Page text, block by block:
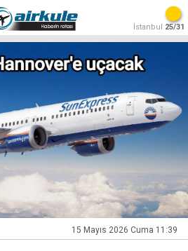
İstanbul 25/31
15 Mayıs 2026 Cuma 11:39